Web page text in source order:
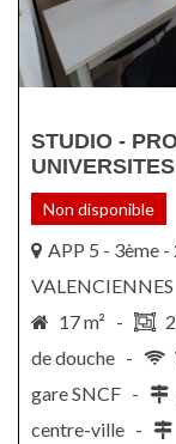
STUDIO -
Non disponible
APP 5 - 3ème
VALENCIENNES
17 m² -
de douche -
gare SNCF -
centre-ville -